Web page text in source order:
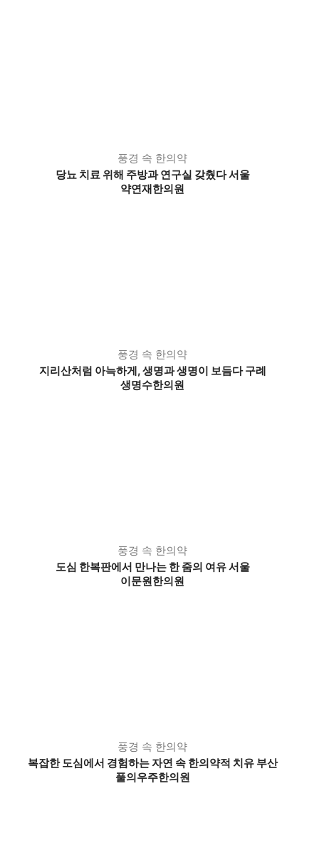
풍경 속 한의약
당뇨 치료 위해 주방과 연구실 갖췄다 서울
약연재한의원
풍경 속 한의약
지리산처럼 아늑하게, 생명과 생명이 보듬다 구례
생명수한의원
풍경 속 한의약
도심 한복판에서 만나는 한 줌의 여유 서울
이문원한의원
풍경 속 한의약
복잡한 도심에서 경험하는 자연 속 한의약적 치유 부산
풀의우주한의원